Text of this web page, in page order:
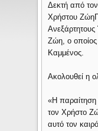
Δεκτή από
Χρήστου Ζώη
Ζώη, ο
Καμμένος.
Ακολουθεί η
«Η παραίτηση
τον Χρήστο
αυτό τον